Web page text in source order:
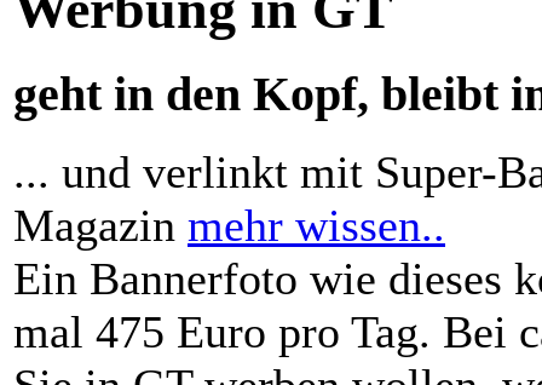
geht in den Kopf, bleibt
... und verlinkt mit Super-
Magazin mehr wissen..
Ein Bannerfoto wie dieses
mal 475 Euro pro Tag. Bei